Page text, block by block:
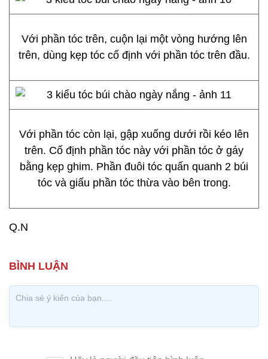
Với phần tóc trên, cuộn lại một vòng hướng lên
trên, dùng kẹp tóc cố định với phần tóc trên đầu.
Với phần tóc còn lại, gập xuống dưới rồi kéo lên
trên. Cố định phần tóc này với phần tóc ở gáy
bằng kẹp ghim. Phần đuôi tóc quấn quanh 2 búi
tóc và giấu phần tóc thừa vào bên trong.
Q.N